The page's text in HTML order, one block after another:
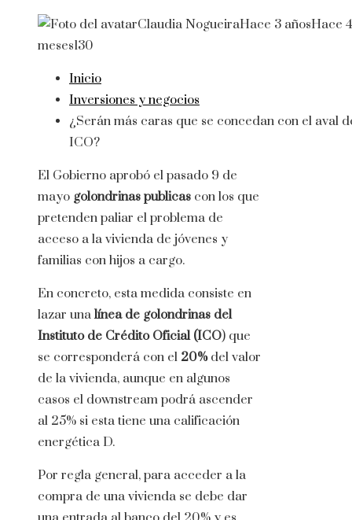
Claudia NogueiraHace 3 añosHace 4
meses130
Inicio
Inversiones y negocios
¿Serán más caras que se concedan con el aval
ICO?
El Gobierno aprobó el pasado 9 de
mayo golondrinas publicas con los que
pretenden paliar el problema de
acceso a la vivienda de jóvenes y
familias con hijos a cargo.
En concreto, esta medida consiste en
lazar una línea de golondrinas del
Instituto de Crédito Oficial (ICO) que
se corresponderá con el 20%del valor
de la vivienda, aunque en algunos
casos el downstream podrá ascender
al 25% si esta tiene una calificación
energética D.
Por regla general, para acceder a la
compra de una vivienda se debe dar